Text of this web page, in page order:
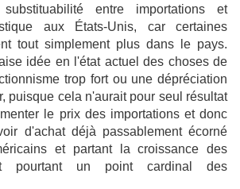
entre importations et
aux États-Unis, car certaines
tout simplement plus dans le pays.
idée en l'état actuel des choses de
trop fort ou une dépréciation
puisque cela n'aurait pour seul résultat
le prix des importations et donc
d'achat déjà passablement écorné
et partant la croissance des
pourtant un point cardinal des